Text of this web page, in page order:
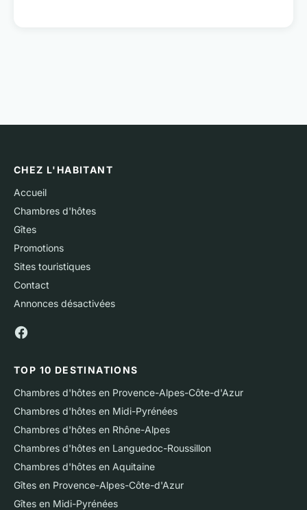
CHEZ L'HABITANT
Accueil
Chambres d'hôtes
Gîtes
Promotions
Sites touristiques
Contact
Annonces désactivées
TOP 10 DESTINATIONS
Chambres d'hôtes en Provence-Alpes-Côte-d'Azur
Chambres d'hôtes en Midi-Pyrénées
Chambres d'hôtes en Rhône-Alpes
Chambres d'hôtes en Languedoc-Roussillon
Chambres d'hôtes en Aquitaine
Gîtes en Provence-Alpes-Côte-d'Azur
Gîtes en Midi-Pyrénées